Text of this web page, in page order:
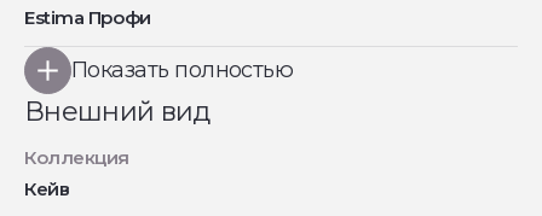
Estima Профи
Показать полностью
Внешний вид
Коллекция
Кейв